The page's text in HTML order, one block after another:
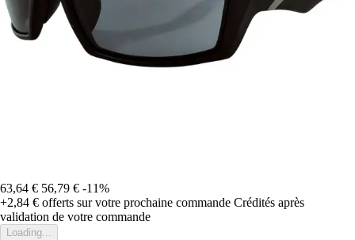
63,64 € 56,79 € -11%
+2,84 € offerts sur votre prochaine commande Crédités après
validation de votre commande
Loading...